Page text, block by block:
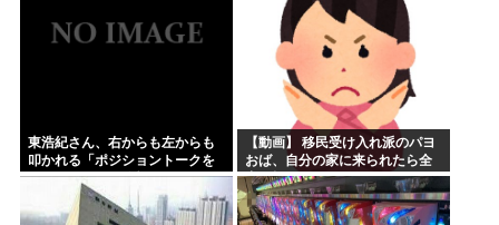
東浩紀さん、右からも左からも
叩かれる「ポジショントークを
しないからこそ信頼できる」と
擁護されるwww
【動画】 移民受け入れ派のパヨ
おば、自分の家に来られたら全
力で拒否るｗｗｗｗｗｗｗｗｗ
ｗｗｗ